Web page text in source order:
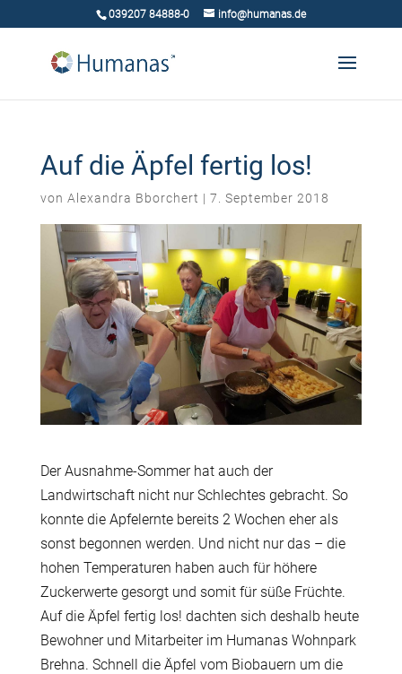
039207 84888-0 info@humanas.de
Auf die Äpfel fertig los!
von Alexandra Bborchert | 7. September 2018
Der Ausnahme-Sommer hat auch der
Landwirtschaft nicht nur Schlechtes gebracht. So
konnte die Apfelernte bereits 2 Wochen eher als
sonst begonnen werden. Und nicht nur das – die
hohen Temperaturen haben auch für höhere
Zuckerwerte gesorgt und somit für süße Früchte.
Auf die Äpfel fertig los! dachten sich deshalb heute
Bewohner und Mitarbeiter im Humanas Wohnpark
Brehna. Schnell die Äpfel vom Biobauern um die